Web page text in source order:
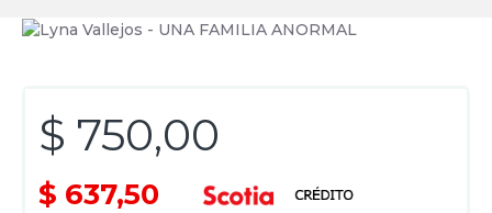
$ 750,00
$ 637,50